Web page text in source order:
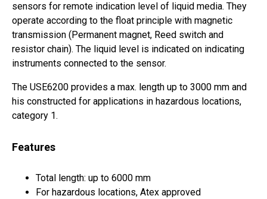
sensors for remote indication level of liquid media. They
operate according to the float principle with magnetic
transmission (Permanent magnet, Reed switch and
resistor chain). The liquid level is indicated on indicating
instruments connected to the sensor.
The USE6200 provides a max. length up to 3000 mm and
his constructed for applications in hazardous locations,
category 1.
Features
Total length: up to 6000 mm
For hazardous locations, Atex approved